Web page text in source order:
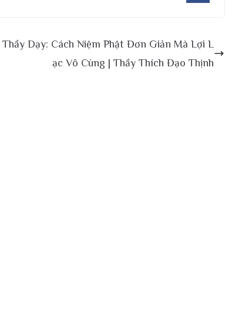
Thầy Dạy: Cách Niệm Phật Đơn Giản Mà Lợi L
ạc Vô Cùng | Thầy Thích Đạo Thịnh